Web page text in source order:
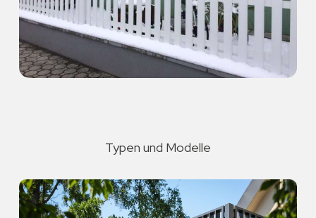
Typen und Modelle